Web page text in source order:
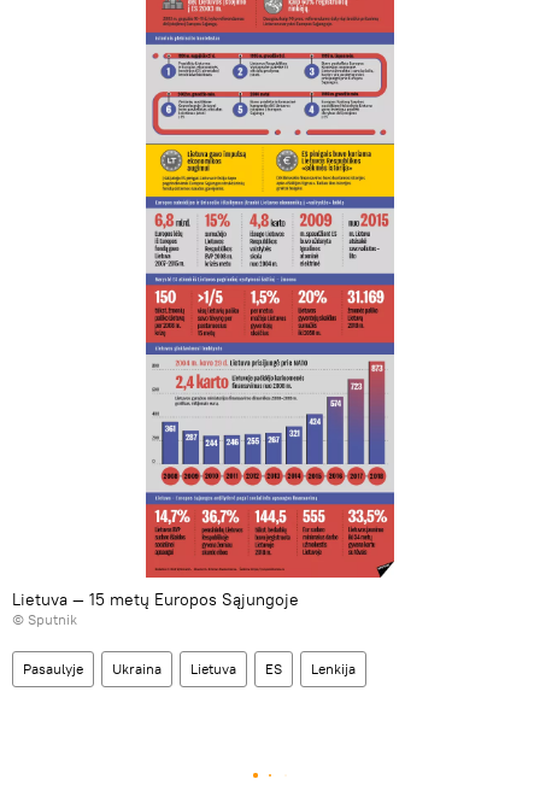
Lietuva — 15 metų Europos Sąjungoje
© Sputnik
Pasaulyje Ukraina Lietuva ES Lenkija